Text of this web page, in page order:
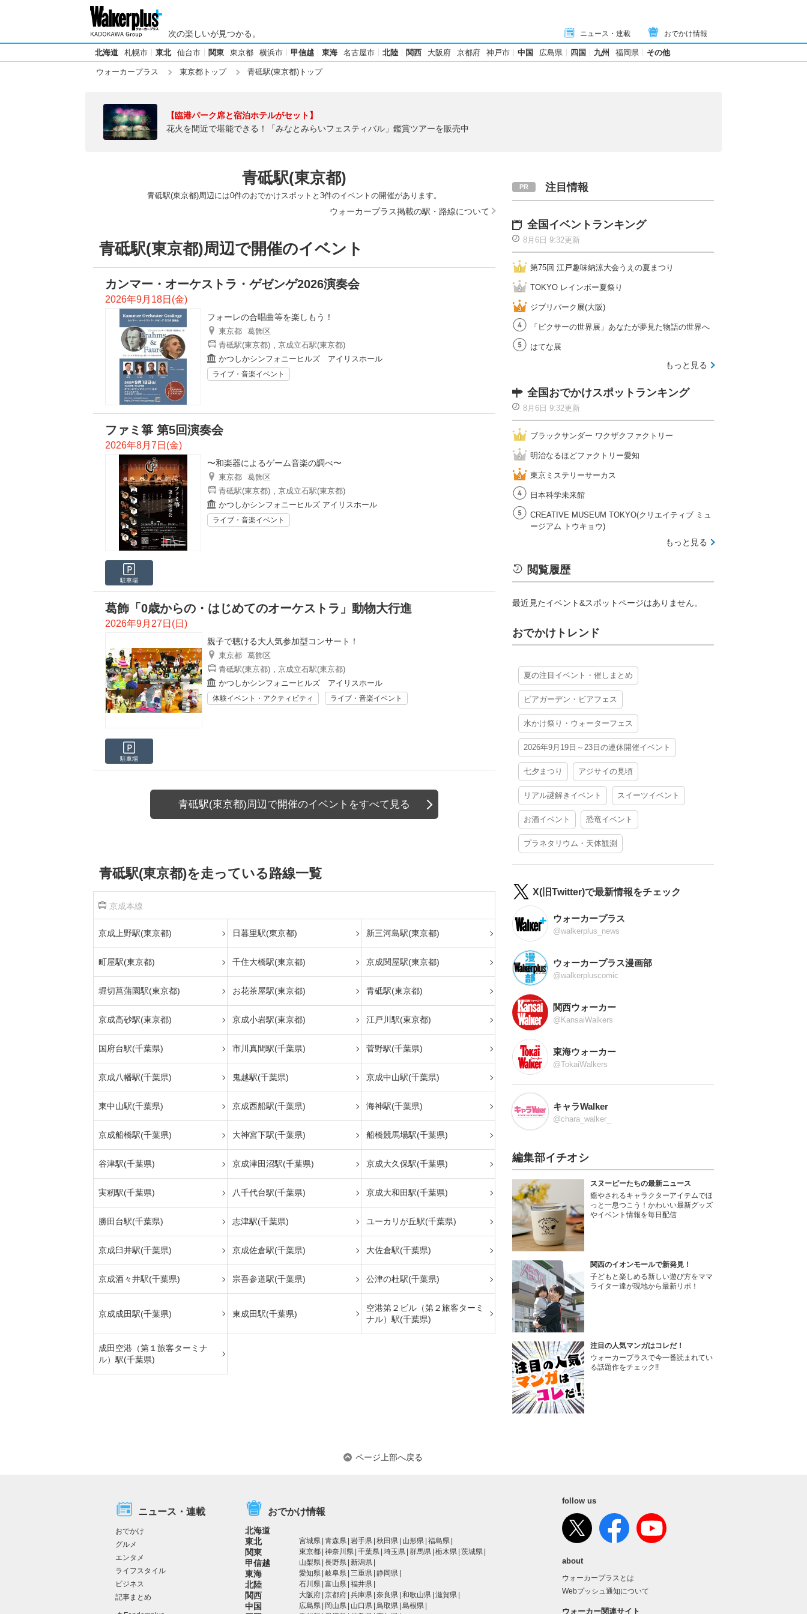
次の楽しいが見つかる。 ニュース・連載 おでかけ情報
北海道 札幌市 東北 仙台市 関東 東京都 横浜市 甲信越 東海 名古屋市 北陸 関西 大阪府 京都府 神戸市 中国 広島県 四国 九州 福岡県 その他
ウォーカープラス 東京都トップ 青砥駅(東京都)トップ
【臨港パーク席と宿泊ホテルがセット】
花火を間近で堪能できる！「みなとみらいフェスティバル」鑑賞ツアーを販売中
青砥駅(東京都)
青砥駅(東京都)周辺には0件のおでかけスポットと3件のイベントの開催があります。
ウォーカープラス掲載の駅・路線について
青砥駅(東京都)周辺で開催のイベント
カンマー・オーケストラ・ゲゼンゲ2026演奏会
2026年9月18日(金)
フォーレの合唱曲等を楽しもう！
東京都 葛飾区
青砥駅(東京都) , 京成立石駅(東京都)
かつしかシンフォニーヒルズ アイリスホール
ライブ・音楽イベント
ファミ箏 第5回演奏会
2026年8月7日(金)
〜和楽器によるゲーム音楽の調べ〜
東京都 葛飾区
青砥駅(東京都) , 京成立石駅(東京都)
かつしかシンフォニーヒルズ アイリスホール
ライブ・音楽イベント
駐車場
葛飾「0歳からの・はじめてのオーケストラ」動物大行進
2026年9月27日(日)
親子で聴ける大人気参加型コンサート！
東京都 葛飾区
青砥駅(東京都) , 京成立石駅(東京都)
かつしかシンフォニーヒルズ アイリスホール
体験イベント・アクティビティ ライブ・音楽イベント
駐車場
青砥駅(東京都)周辺で開催のイベントをすべて見る
青砥駅(東京都)を走っている路線一覧
京成本線
京成上野駅(東京都) 日暮里駅(東京都) 新三河島駅(東京都)
町屋駅(東京都) 千住大橋駅(東京都) 京成関屋駅(東京都)
堀切菖蒲園駅(東京都) お花茶屋駅(東京都) 青砥駅(東京都)
京成高砂駅(東京都) 京成小岩駅(東京都) 江戸川駅(東京都)
国府台駅(千葉県) 市川真間駅(千葉県) 菅野駅(千葉県)
京成八幡駅(千葉県) 鬼越駅(千葉県) 京成中山駅(千葉県)
東中山駅(千葉県) 京成西船駅(千葉県) 海神駅(千葉県)
京成船橋駅(千葉県) 大神宮下駅(千葉県) 船橋競馬場駅(千葉県)
谷津駅(千葉県) 京成津田沼駅(千葉県) 京成大久保駅(千葉県)
実籾駅(千葉県) 八千代台駅(千葉県) 京成大和田駅(千葉県)
勝田台駅(千葉県) 志津駅(千葉県) ユーカリが丘駅(千葉県)
京成臼井駅(千葉県) 京成佐倉駅(千葉県) 大佐倉駅(千葉県)
京成酒々井駅(千葉県) 宗吾参道駅(千葉県) 公津の杜駅(千葉県)
京成成田駅(千葉県) 東成田駅(千葉県)
空港第２ビル（第２旅客ターミ
ナル）駅(千葉県)
成田空港（第１旅客ターミナ
ル）駅(千葉県)
注目情報
全国イベントランキング
8月6日 9:32更新
第75回 江戸趣味納涼大会うえの夏まつり
TOKYO レインボー夏祭り
ジブリパーク展(大阪)
「ピクサーの世界展」あなたが夢見た物語の世界へ
はてな展
もっと見る
全国おでかけスポットランキング
8月6日 9:32更新
ブラックサンダー ワクザクファクトリー
明治なるほどファクトリー愛知
東京ミステリーサーカス
日本科学未来館
CREATIVE MUSEUM TOKYO(クリエイティブ ミュ
ージアム トウキョウ)
もっと見る
閲覧履歴
最近見たイベント&スポットページはありません。
おでかけトレンド
夏の注目イベント・催しまとめ
ビアガーデン・ビアフェス
水かけ祭り・ウォーターフェス
2026年9月19日～23日の連休開催イベント
七夕まつり アジサイの見頃
リアル謎解きイベント スイーツイベント
お酒イベント 恐竜イベント
プラネタリウム・天体観測
X(旧Twitter)で最新情報をチェック
ウォーカープラス
@walkerplus_news
ウォーカープラス漫画部
@walkerpluscomic
関西ウォーカー
@KansaiWalkers
東海ウォーカー
@TokaiWalkers
キャラWalker
@chara_walker_
編集部イチオシ
スヌーピーたちの最新ニュース
癒やされるキャラクターアイテムでほ
っと一息つこう！かわいい最新グッズ
やイベント情報を毎日配信
関西のイオンモールで新発見！
子どもと楽しめる新しい遊び方をママ
ライター達が現地から最新リポ！
注目の人気マンガはコレだ！
ウォーカープラスで今一番読まれてい
る話題作をチェック!!
ページ上部へ戻る
ニュース・連載
おでかけ
グルメ
エンタメ
ライフスタイル
ビジネス
記事まとめ
おでかけ情報
北海道
東北
宮城県 青森県 岩手県 秋田県 山形県 福島県
関東 東京都 神奈川県 千葉県 埼玉県 群馬県 栃木県 茨城県
甲信越 山梨県 長野県 新潟県
東海 愛知県 岐阜県 三重県 静岡県
北陸 石川県 富山県 福井県
関西 大阪府 京都府 兵庫県 奈良県 和歌山県 滋賀県
中国 広島県 岡山県 山口県 鳥取県 島根県
follow us
about
ウォーカープラスとは
Webプッシュ通知について
ウォーカー関連サイト